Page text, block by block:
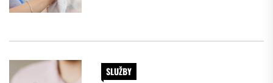
SLUŽBY